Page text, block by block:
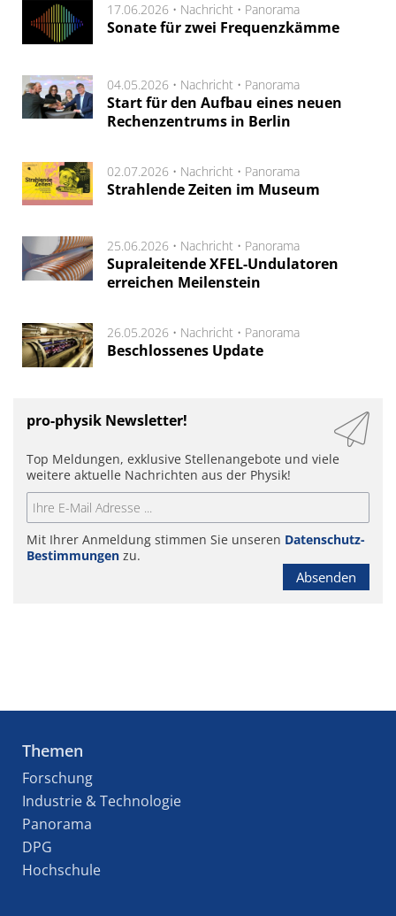
17.06.2026 • Nachricht • Panorama
Sonate für zwei Frequenzkämme
04.05.2026 • Nachricht • Panorama
Start für den Aufbau eines neuen
Rechenzentrums in Berlin
02.07.2026 • Nachricht • Panorama
Strahlende Zeiten im Museum
25.06.2026 • Nachricht • Panorama
Supraleitende XFEL-Undulatoren
erreichen Meilenstein
26.05.2026 • Nachricht • Panorama
Beschlossenes Update
pro-physik Newsletter!
Top Meldungen, exklusive Stellenangebote und viele
weitere aktuelle Nachrichten aus der Physik!
Mit Ihrer Anmeldung stimmen Sie unseren Datenschutz-
Bestimmungen zu.
Absenden
Themen
Forschung
Industrie & Technologie
Panorama
DPG
Hochschule